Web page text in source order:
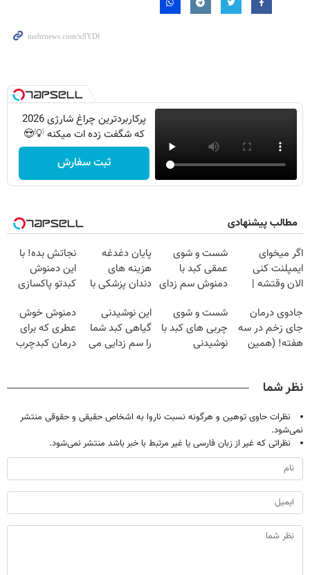
پرکاربردترین چراغ شارژی 2026
که شگفت زده ات میکنه 💡😍
ثبت سفارش
مطالب پیشنهادی
اگر میخوای
ایمپلنت کنی
الان وقتشه |
میلیون تومان!!!
شست و شوی
عمقی کبد با
دمنوش سم زدای
پایان دغدغه
هزینه های
دندان پزشکی با
خانگی
نجاتش بده! با
این دمنوش
کبدتو پاکسازی
مرجوعی
جادوی درمان
جای زخم در سه
هفته! (همین
شست و شوی
چربی های کبد با
نوشیدنی
این نوشیدنی
گیاهی کبد شما
را سم زدایی می
دمنوش خوش
عطری که برای
درمان کبدچرب
نظر شما
نظرات حاوی توهین و هرگونه نسبت ناروا به اشخاص حقیقی و حقوقی منتشر
نمی‌شود.
نظراتی که غیر از زبان فارسی یا غیر مرتبط با خبر باشد منتشر نمی‌شود.